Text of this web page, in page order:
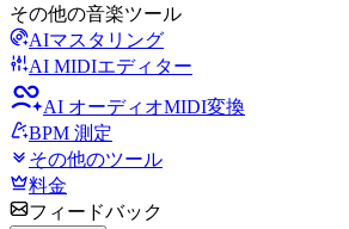
その他の音楽ツール
AIマスタリング
AI MIDIエディター
AI オーディオMIDI変換
BPM 測定
その他のツール
料金
フィードバック